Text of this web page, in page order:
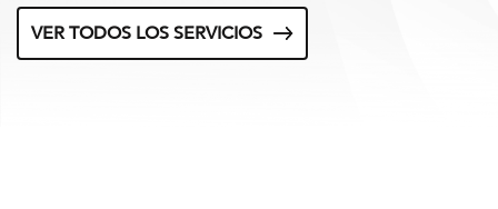
VER TODOS LOS SERVICIOS